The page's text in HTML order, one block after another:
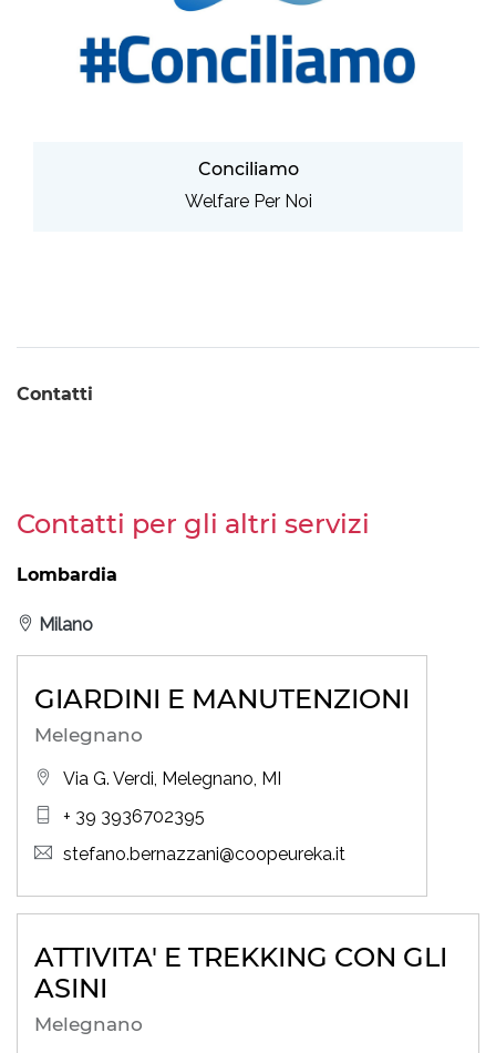
Conciliamo
Welfare Per Noi
Contatti
Contatti per gli altri servizi
Lombardia
Milano
GIARDINI E MANUTENZIONI
Melegnano
Via G. Verdi, Melegnano, MI
+ 39 3936702395
stefano.bernazzani@coopeureka.it
ATTIVITA' E TREKKING CON GLI
ASINI
Melegnano